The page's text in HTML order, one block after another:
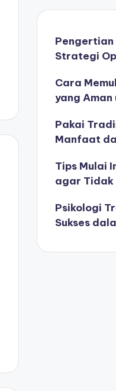
Strategi
Cara
yang Aman
Pakai
Manfaat
Tips Mulai
agar Tidak
Psikologi
Sukses